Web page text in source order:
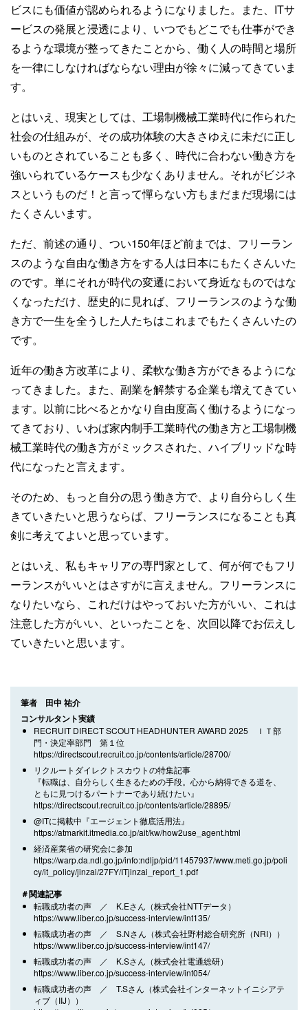
ビスにも価値が認められるようになりました。また、ITサ
ービスの発展と浸透により、いつでもどこでも仕事ができ
るような環境が整ってきたことから、働く人の時間と場所
を一律にしなければならない理由が徐々に減ってきていま
す。
とはいえ、現実としては、工場制機械工業時代に作られた
社会の仕組みが、その成功体験の大きさゆえに未だに正し
いものとされていることも多く、時代に合わない働き方を
強いられているケースも少なくありません。それがビジネ
スというものだ！と言って憚らない方もまだまだ現場には
たくさんいます。
ただ、前述の通り、つい150年ほど前までは、フリーラン
スのような自由な働き方をする人は日本にもたくさんいた
のです。単にそれが時代の変遷において身近なものではな
くなっただけ、歴史的に見れば、フリーランスのような働
き方で一生を全うした人たちはこれまでもたくさんいたの
です。
近年の働き方改革により、柔軟な働き方ができるようにな
ってきました。また、副業を解禁する企業も増えてきてい
ます。以前に比べるとかなり自由度高く働けるようになっ
てきており、いわば家内制手工業時代の働き方と工場制機
械工業時代の働き方がミックスされた、ハイブリッドな時
代になったと言えます。
そのため、もっと自分の思う働き方で、より自分らしく生
きていきたいと思うならば、フリーランスになることも真
剣に考えてよいと思っています。
とはいえ、私もキャリアの専門家として、何が何でもフリ
ーランスがいいとはさすがに言えません。フリーランスに
なりたいなら、これだけはやっておいた方がいい、これは
注意した方がいい、といったことを、次回以降でお伝えし
ていきたいと思います。
筆者 田中 祐介
コンサルタント実績
RECRUIT DIRECT SCOUT HEADHUNTER AWARD 2025 ＩＴ部
門・決定率部門 第１位
https://directscout.recruit.co.jp/contents/article/28700/
リクルートダイレクトスカウトの特集記事
『転職は、自分らしく生きるための手段。心から納得できる道を、
ともに見つけるパートナーであり続けたい』
https://directscout.recruit.co.jp/contents/article/28895/
@ITに掲載中『エージェント徹底活用法』
https://atmarkit.itmedia.co.jp/ait/kw/how2use_agent.html
経済産業省の研究会に参加
https://warp.da.ndl.go.jp/info:ndljp/pid/11457937/www.meti.go.jp/poli
cy/it_policy/jinzai/27FY/ITjinzai_report_1.pdf
＃関連記事
転職成功者の声 ／ K.Eさん（株式会社NTTデータ）
https://www.liber.co.jp/success-interview/int135/
転職成功者の声 ／ S.Nさん（株式会社野村総合研究所（NRI））
https://www.liber.co.jp/success-interview/int147/
転職成功者の声 ／ K.Sさん（株式会社電通総研）
https://www.liber.co.jp/success-interview/int054/
転職成功者の声 ／ T.Sさん（株式会社インターネットイニシアテ
ィブ（IIJ））